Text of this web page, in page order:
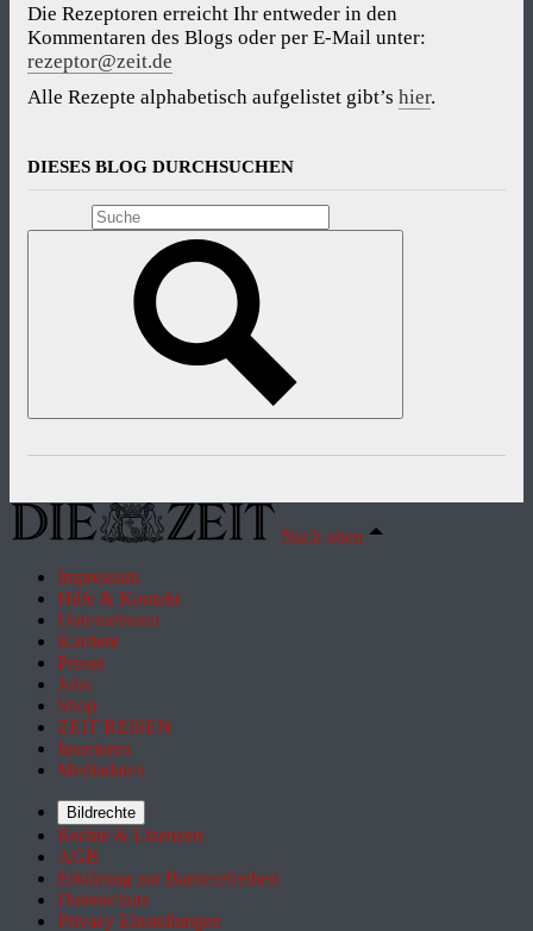
Die Rezeptoren erreicht Ihr entweder in den
Kommentaren des Blogs oder per E-Mail unter:
rezeptor@zeit.de
Alle Rezepte alphabetisch aufgelistet gibt’s hier.
DIESES BLOG DURCHSUCHEN
Nach oben
Impressum
Hilfe & Kontakt
Unternehmen
Karriere
Presse
Jobs
Shop
ZEIT REISEN
Inserieren
Mediadaten
Bildrechte
Rechte & Lizenzen
AGB
Erklärung zur Barrierefreiheit
Datenschutz
Privacy Einstellungen